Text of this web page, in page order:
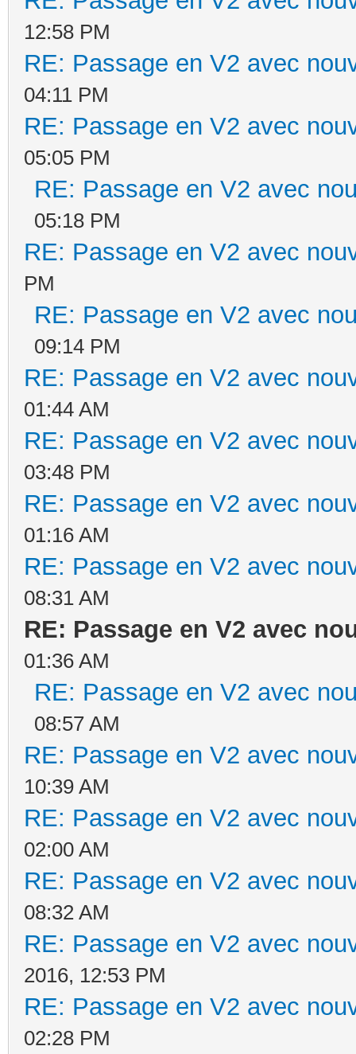
12:58 PM
RE: Passage en V2 avec
04:11 PM
RE: Passage en V2 avec
05:05 PM
RE: Passage en V2 avec
05:18 PM
RE: Passage en V2 avec
PM
RE: Passage en V2 avec
09:14 PM
RE: Passage en V2 avec
01:44 AM
RE: Passage en V2 avec
03:48 PM
RE: Passage en V2 avec
01:16 AM
RE: Passage en V2 avec
08:31 AM
RE: Passage en V2 avec
01:36 AM
RE: Passage en V2 avec
08:57 AM
RE: Passage en V2 avec
10:39 AM
RE: Passage en V2 avec
02:00 AM
RE: Passage en V2 avec
08:32 AM
RE: Passage en V2 avec
2016, 12:53 PM
RE: Passage en V2 avec
02:28 PM